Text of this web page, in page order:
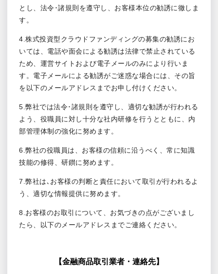
とし、法令･諸規則を遵守し、お客様本位の勧誘に徹しま
す。
4.株式投資型クラウドファンディングの募集の勧誘にお
いては、電話や面会による勧誘は法律で禁止されている
ため、運営サイトおよび電子メールのみにより行いま
す。電子メールによる勧誘がご迷惑な場合には、その旨
を以下のメールアドレスまでお申し付けください。
5.弊社では法令･諸規則を遵守し、適切な勧誘が行われる
よう、役職員に対し十分な社内研修を行うとともに、内
部管理体制の強化に努めます。
6.弊社の役職員は、お客様の信頼に沿うべく、常に知識
技能の修得、研鑚に努めます。
7.弊社は､お客様の判断と責任において取引が行われるよ
う、適切な情報提供に努めます。
8.お客様のお取引について、お気づきの点がございまし
たら、以下のメールアドレスまでご連絡ください。
【金融商品取引業者・連絡先】